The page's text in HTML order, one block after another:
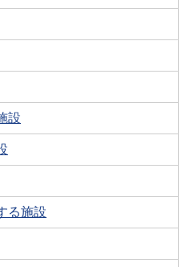
設
る施設